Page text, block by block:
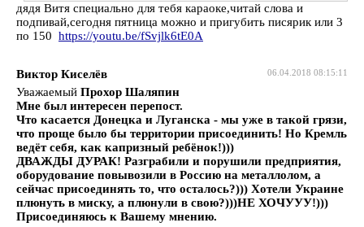
дядя Витя специально для тебя караоке,читай слова и
подпивай,сегодня пятница можно и пригубить писярик или 3
по 150 https://youtu.be/fSvjlk6tE0A
06.04.2018 08:15:11
Виктор Киселёв
Уважаемый Прохор Шаляпин
Мне был интересен перепост.
Что касается Донецка и Луганска - мы уже в такой грязи,
что проще было бы территории присоединить! Но Кремль
ведёт себя, как капризный ребёнок!)))
ДВАЖДЫ ДУРАК! Разграбили и порушили предприятия,
оборудование повывозили в Россию на металлолом, а
сейчас присоединять то, что осталось?))) Хотели Украине
плюнуть в миску, а плюнули в свою?)))НЕ ХОЧУУУ!)))
Присоединяюсь к Вашему мнению.